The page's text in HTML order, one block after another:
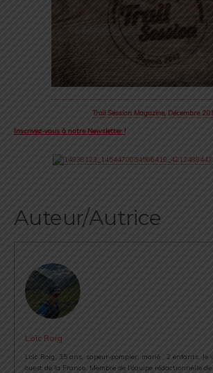
Trail Session Magazine, Décembre
Inscrivez-vous à notre Newsletter !
Auteur/Autrice
Loïc Roig
Loïc Roig, 35 ans, sapeur-pompier, marié , 2 enfants. Je
ouest de la France. Membre de l'équipe rédactionnelle de